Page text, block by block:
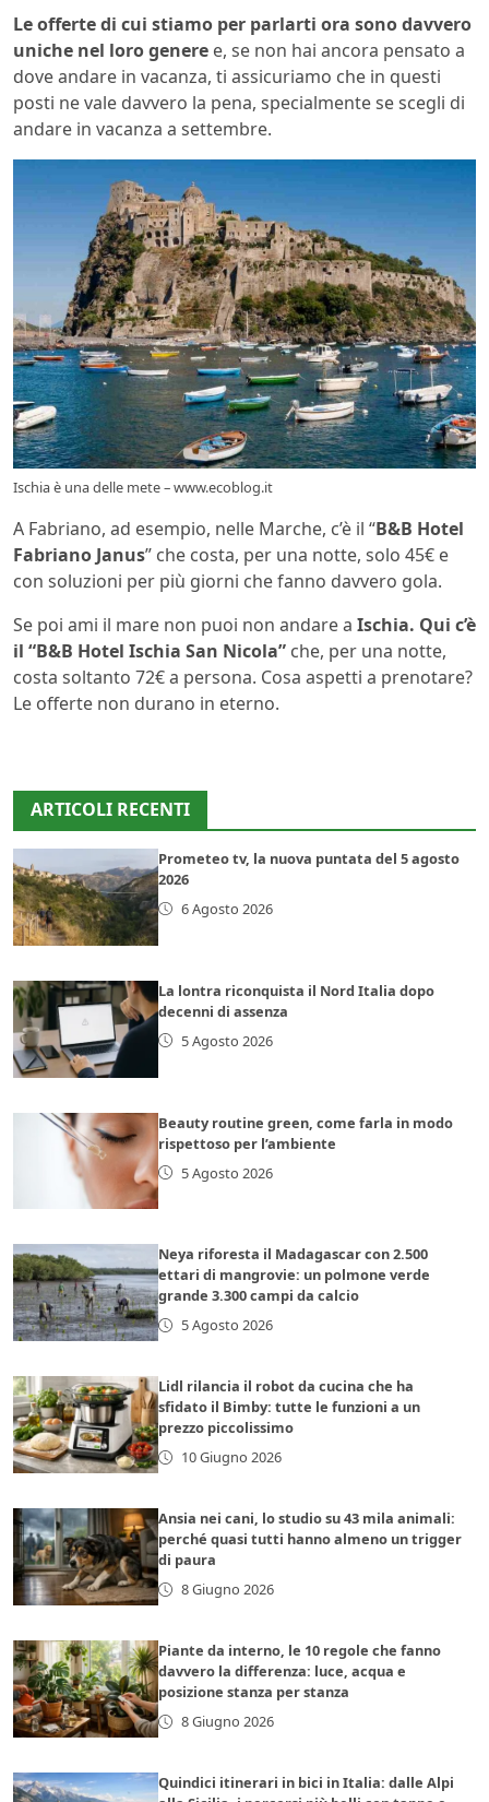
Le offerte di cui stiamo per parlarti ora sono davvero
uniche nel loro genere e, se non hai ancora pensato a
dove andare in vacanza, ti assicuriamo che in questi
posti ne vale davvero la pena, specialmente se scegli di
andare in vacanza a settembre.
Ischia è una delle mete – www.ecoblog.it
A Fabriano, ad esempio, nelle Marche, c’è il “B&B Hotel
Fabriano Janus” che costa, per una notte, solo 45€ e
con soluzioni per più giorni che fanno davvero gola.
Se poi ami il mare non puoi non andare a Ischia. Qui c’è
il “B&B Hotel Ischia San Nicola” che, per una notte,
costa soltanto 72€ a persona. Cosa aspetti a prenotare?
Le offerte non durano in eterno.
ARTICOLI RECENTI
Prometeo tv, la nuova puntata del 5 agosto
2026
6 Agosto 2026
La lontra riconquista il Nord Italia dopo
decenni di assenza
5 Agosto 2026
Beauty routine green, come farla in modo
rispettoso per l’ambiente
5 Agosto 2026
Neya riforesta il Madagascar con 2.500
ettari di mangrovie: un polmone verde
grande 3.300 campi da calcio
5 Agosto 2026
Lidl rilancia il robot da cucina che ha
sfidato il Bimby: tutte le funzioni a un
prezzo piccolissimo
10 Giugno 2026
Ansia nei cani, lo studio su 43 mila animali:
perché quasi tutti hanno almeno un trigger
di paura
8 Giugno 2026
Piante da interno, le 10 regole che fanno
davvero la differenza: luce, acqua e
posizione stanza per stanza
8 Giugno 2026
Quindici itinerari in bici in Italia: dalle Alpi